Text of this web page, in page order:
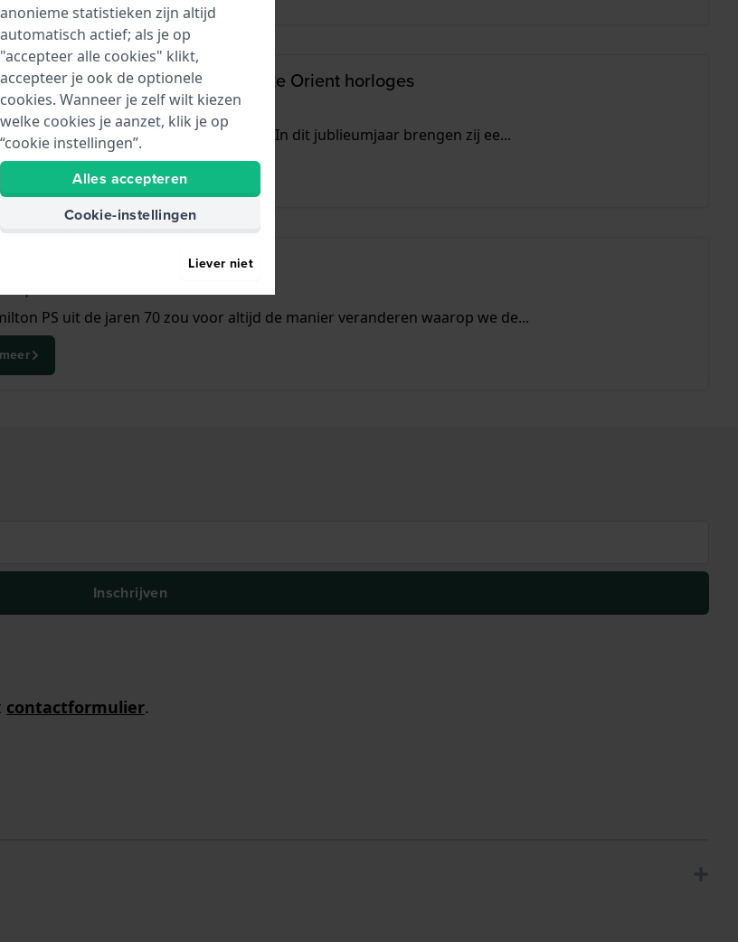
Jubileum-edities van klassieke Orient horloges
op29 augustus 2020doorMiriam
al 70 jaar mechanische horloges. In dit jublieumjaar brengen zij ee...
the future met de Hamilton PSR
op
PS uit de jaren 70 zou voor altijd de manier veranderen waarop we de...
Inschrijven
contactformulier.
anonieme statistieken zijn altijd
automatisch actief; als je op
"accepteer alle cookies" klikt,
accepteer je ook de optionele
cookies. Wanneer je zelf wilt kiezen
welke cookies je aanzet, klik je op
“cookie instellingen”.
Alles accepteren
Cookie-instellingen
Liever niet